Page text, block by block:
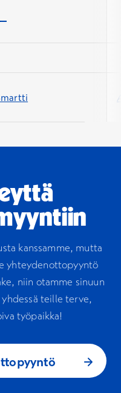
kanssamme, mutta
yhteydenottopyyntö
niin otamme sinuun
teille terve,
työpaikka!